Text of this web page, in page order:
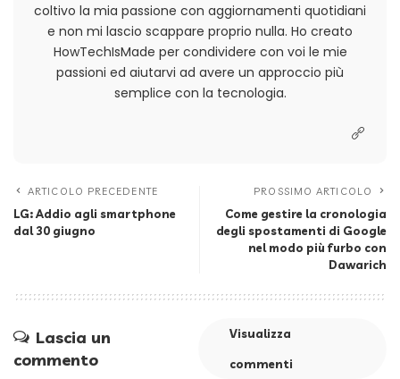
coltivo la mia passione con aggiornamenti quotidiani
e non mi lascio scappare proprio nulla. Ho creato
HowTechIsMade per condividere con voi le mie
passioni ed aiutarvi ad avere un approccio più
semplice con la tecnologia.
ARTICOLO PRECEDENTE
LG: Addio agli smartphone
dal 30 giugno
PROSSIMO ARTICOLO
Come gestire la cronologia
degli spostamenti di Google
nel modo più furbo con
Dawarich
Lascia un
commento
Visualizza
commenti